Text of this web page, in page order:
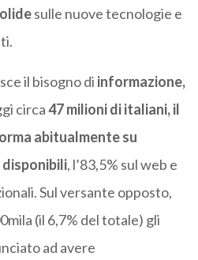
sulle nuove tecnologie e
il bisogno di informazione,
circa47 milioni di italiani, il
abitualmente su
, l’83,5% sul web e
Sul versante opposto,
(il 6,7% del totale) gli
ad avere